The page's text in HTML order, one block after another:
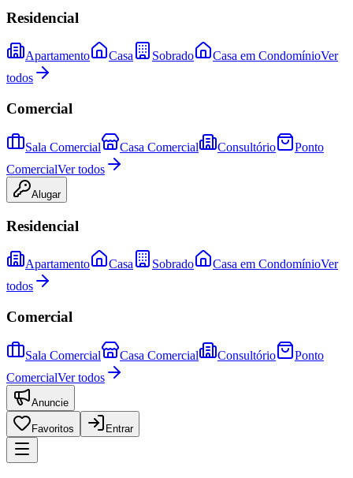
Residencial
Apartamento Casa Sobrado Casa em CondomínioVer
todos
Comercial
Sala Comercial Casa Comercial Consultório
Ponto
ComercialVer todos
Alugar
Residencial
Apartamento Casa Sobrado Casa em CondomínioVer
todos
Comercial
Sala Comercial Casa Comercial Consultório
Ponto
ComercialVer todos
Anuncie
Favoritos Entrar